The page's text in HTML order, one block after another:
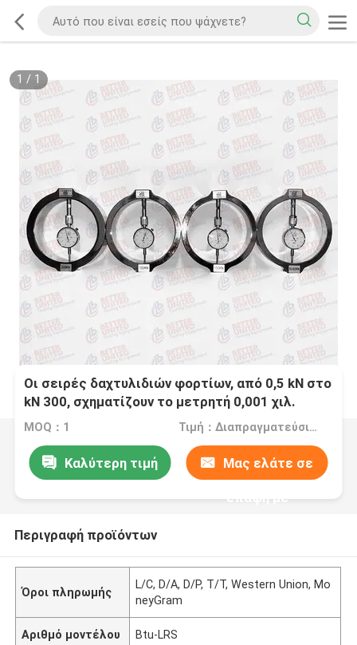
1 / 1
Οι σειρές δαχτυλιδιών φορτίων, από 0,5 kN στο
kN 300, σχηματίζουν το μετρητή 0,001 χιλ.
MOQ：1 Τιμή：Διαπραγματεύσιμος
Καλύτερη τιμή Μας ελάτε σε
επαφή με
Περιγραφή προϊόντων
Όροι πληρωμής
L/C, D/A, D/P, T/T, Western Union, Mo
neyGram
Αριθμό μοντέλου Btu-LRS